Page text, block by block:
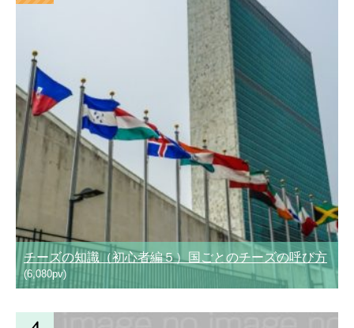
チーズの知識（初心者編５）国ごとのチーズの呼び方
(6,080pv)